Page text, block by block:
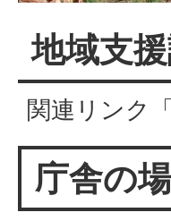
地域支
関連リンク
庁舎の